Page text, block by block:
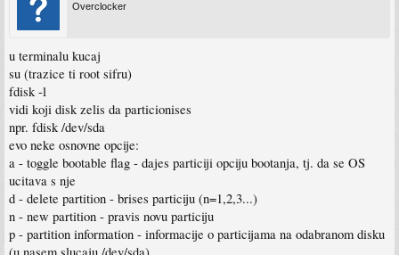
Overclocker
u terminalu kucaj
su (trazice ti root sifru)
fdisk -l
vidi koji disk zelis da particionises
npr. fdisk /dev/sda
evo neke osnovne opcije:
a - toggle bootable flag - dajes particiji opciju bootanja, tj. da se OS
ucitava s nje
d - delete partition - brises particiju (n=1,2,3...)
n - new partition - pravis novu particiju
p - partition information - informacije o particijama na odabranom disku